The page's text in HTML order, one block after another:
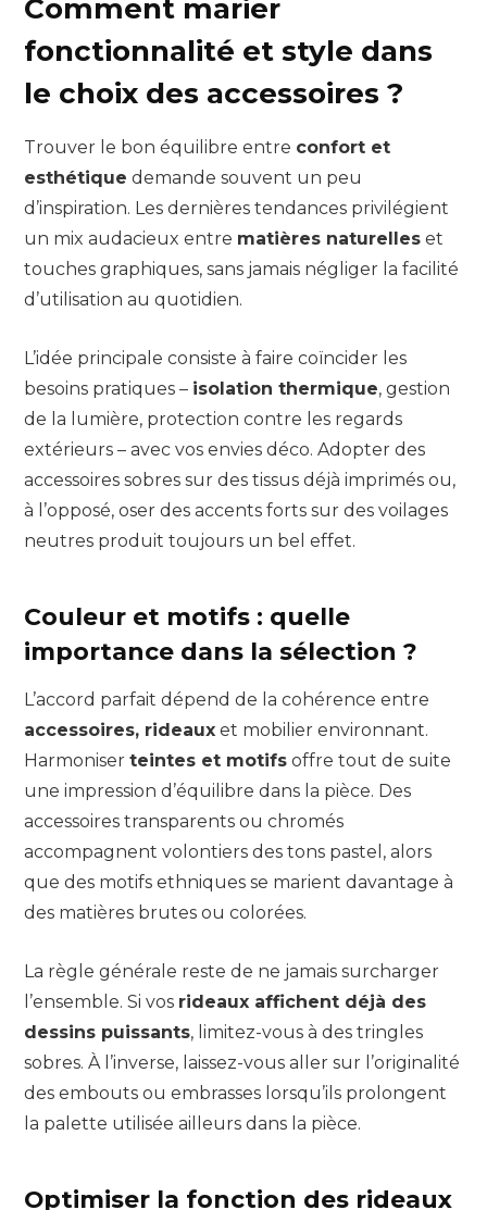
Comment marier
fonctionnalité et style dans
le choix des accessoires ?
Trouver le bon équilibre entre confort et
esthétique demande souvent un peu
d’inspiration. Les dernières tendances privilégient
un mix audacieux entre matières naturelles et
touches graphiques, sans jamais négliger la facilité
d’utilisation au quotidien.
L’idée principale consiste à faire coïncider les
besoins pratiques – isolation thermique, gestion
de la lumière, protection contre les regards
extérieurs – avec vos envies déco. Adopter des
accessoires sobres sur des tissus déjà imprimés ou,
à l’opposé, oser des accents forts sur des voilages
neutres produit toujours un bel effet.
Couleur et motifs : quelle
importance dans la sélection ?
L’accord parfait dépend de la cohérence entre
accessoires, rideaux et mobilier environnant.
Harmoniser teintes et motifs offre tout de suite
une impression d’équilibre dans la pièce. Des
accessoires transparents ou chromés
accompagnent volontiers des tons pastel, alors
que des motifs ethniques se marient davantage à
des matières brutes ou colorées.
La règle générale reste de ne jamais surcharger
l’ensemble. Si vos rideaux affichent déjà des
dessins puissants, limitez-vous à des tringles
sobres. À l’inverse, laissez-vous aller sur l’originalité
des embouts ou embrasses lorsqu’ils prolongent
la palette utilisée ailleurs dans la pièce.
Optimiser la fonction des rideaux